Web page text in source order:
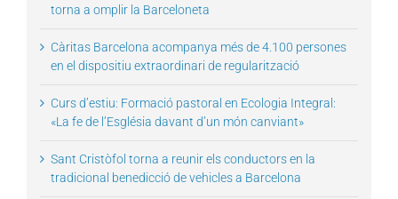
torna a omplir la Barceloneta
Càritas Barcelona acompanya més de 4.100 persones
en el dispositiu extraordinari de regularització
Curs d’estiu: Formació pastoral en Ecologia Integral:
«La fe de l’Església davant d’un món canviant»
Sant Cristòfol torna a reunir els conductors en la
tradicional benedicció de vehicles a Barcelona